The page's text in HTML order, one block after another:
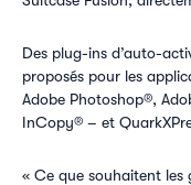
Des plug-ins d’auto-
proposés pour les
Adobe Photoshop®,
InCopy® – et
« Ce que souhaitent les